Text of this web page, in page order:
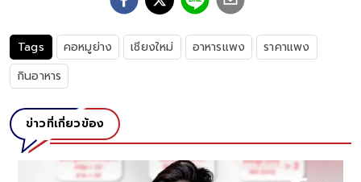
Tags คอหมูย่าง เชียงใหม่ อาหารแพง
ราคาแพง
กินอาหาร
ข่าวที่เกี่ยวข้อง